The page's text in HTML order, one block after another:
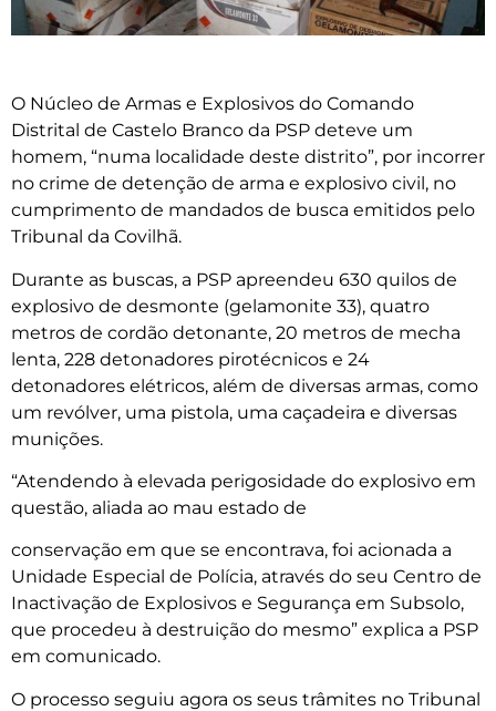
O Núcleo de Armas e Explosivos do Comando
Distrital de Castelo Branco da PSP deteve um
homem, “numa localidade deste distrito”, por incorrer
no crime de detenção de arma e explosivo civil, no
cumprimento de mandados de busca emitidos pelo
Tribunal da Covilhã.
Durante as buscas, a PSP apreendeu 630 quilos de
explosivo de desmonte (gelamonite 33), quatro
metros de cordão detonante, 20 metros de mecha
lenta, 228 detonadores pirotécnicos e 24
detonadores elétricos, além de diversas armas, como
um revólver, uma pistola, uma caçadeira e diversas
munições.
“Atendendo à elevada perigosidade do explosivo em
questão, aliada ao mau estado de
conservação em que se encontrava, foi acionada a
Unidade Especial de Polícia, através do seu Centro de
Inactivação de Explosivos e Segurança em Subsolo,
que procedeu à destruição do mesmo” explica a PSP
em comunicado.
O processo seguiu agora os seus trâmites no Tribunal